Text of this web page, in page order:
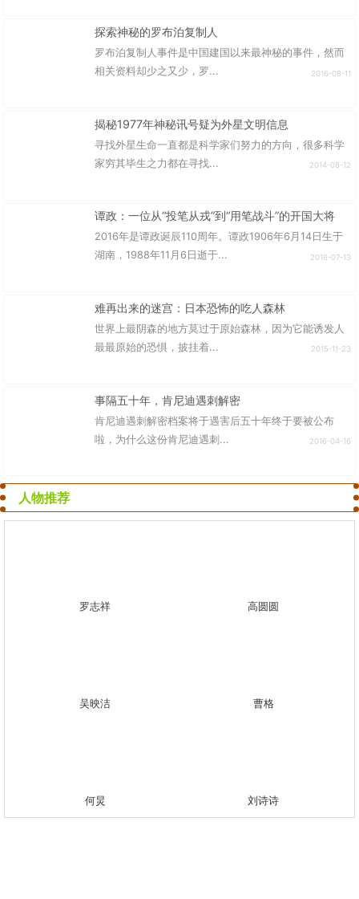
探索神秘的罗布泊复制人
罗布泊复制人事件是中国建国以来最神秘的事件，然而
相关资料却少之又少，罗...
2016-08-11
揭秘1977年神秘讯号疑为外星文明信息
寻找外星生命一直都是科学家们努力的方向，很多科学
家穷其毕生之力都在寻找...
2014-08-12
谭政：一位从“投笔从戎”到“用笔战斗”的开国大将
2016年是谭政诞辰110周年。谭政1906年6月14日生于
湖南，1988年11月6日逝于...
2016-07-13
难再出来的迷宫：日本恐怖的吃人森林
世界上最阴森的地方莫过于原始森林，因为它能诱发人
最最原始的恐惧，披挂着...
2015-11-23
事隔五十年，肯尼迪遇刺解密
肯尼迪遇刺解密档案将于遇害后五十年终于要被公布
啦，为什么这份肯尼迪遇刺...
2016-04-16
人物推荐
罗志祥 高圆圆
吴映洁 曹格
何炅 刘诗诗